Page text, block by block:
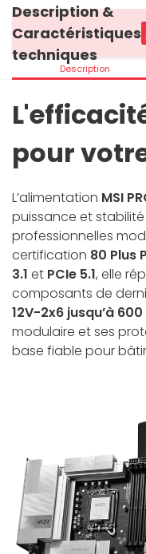
Description &
Caractéristiques
techniques
Description
pour
L’alimentation MSI
puissance et
professionnelles
certification 80 Plus
3.1 et PCIe 5.1, elle
composants de
12V-2x6 jusqu’à 600
modulaire et ses
base fiable pour